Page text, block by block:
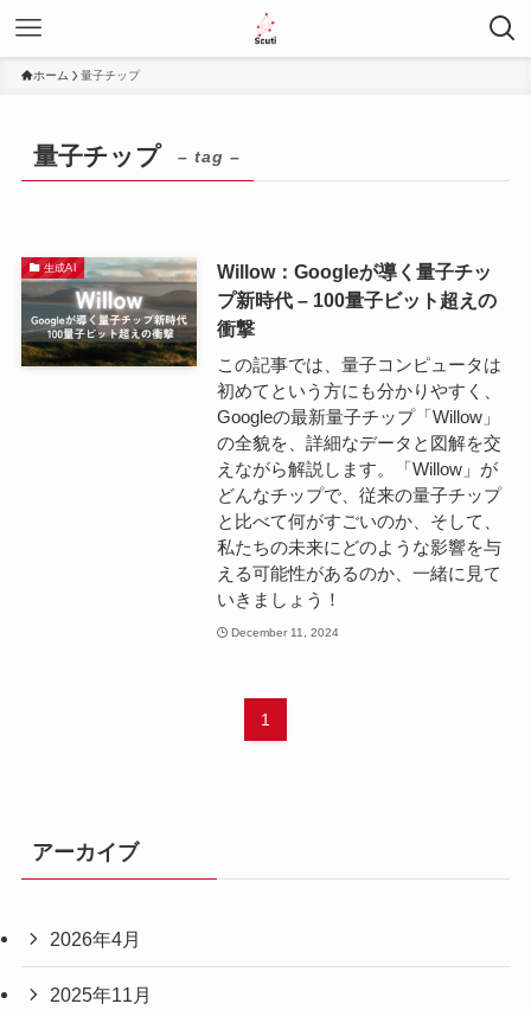
ホーム 量子チップ
量子チップ – tag –
生成AI
Willow：Googleが導く量子チッ
プ新時代 – 100量子ビット超えの
衝撃
この記事では、量子コンピュータは
初めてという方にも分かりやすく、
Googleの最新量子チップ「Willow」
の全貌を、詳細なデータと図解を交
えながら解説します。「Willow」が
どんなチップで、従来の量子チップ
と比べて何がすごいのか、そして、
私たちの未来にどのような影響を与
える可能性があるのか、一緒に見て
いきましょう！
December 11, 2024
1
アーカイブ
2026年4月
2025年11月